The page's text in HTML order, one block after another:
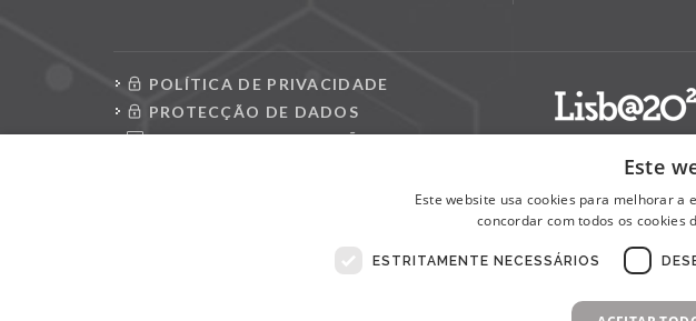
POLÍTICA DE PRIVACIDADE
PROTECÇÃO DE DADOS
CONSULTAR REQUISIÇÕES
Este
Este website usa cookies para melhorar a
concordar com todos os cookies
ESTRITAMENTE NECESSÁRIOS